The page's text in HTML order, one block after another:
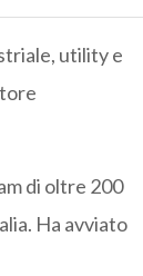
utility e
di oltre 200
Ha avviato